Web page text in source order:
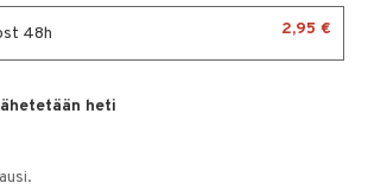
48h 2,95 €
heti